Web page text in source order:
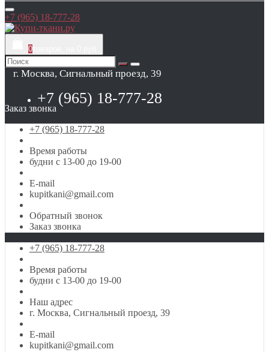
+7 (965) 18-777-28
0
г. Москва, Сигнальный проезд, 39
+7 (965) 18-777-28
Заказ звонка
+7 (965) 18-777-28
Время работы
будни с 13-00 до 19-00
E-mail
kupitkani@gmail.com
Обратный звонок
Заказ звонка
+7 (965) 18-777-28
Время работы
будни с 13-00 до 19-00
Наш адрес
г. Москва, Сигнальный проезд, 39
E-mail
kupitkani@gmail.com